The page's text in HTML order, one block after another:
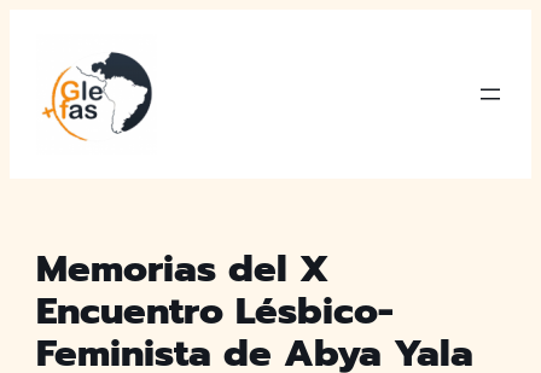
contenido
Memorias del X
Encuentro Lésbico-
Feminista de Abya Yala